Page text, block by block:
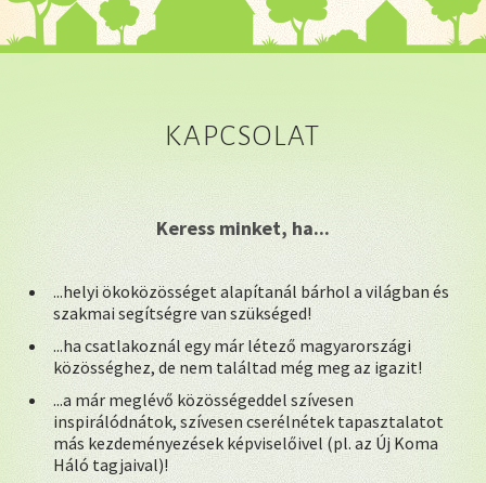
KAPCSOLAT
Keress minket, ha...
...helyi ökoközösséget alapítanál bárhol a világban és
szakmai segítségre van szükséged!
...ha csatlakoznál egy már létező magyarországi
közösséghez, de nem találtad még meg az igazit!
...a már meglévő közösségeddel szívesen
inspirálódnátok, szívesen cserélnétek tapasztalatot
más kezdeményezések képviselőivel (pl. az Új Koma
Háló tagjaival)!